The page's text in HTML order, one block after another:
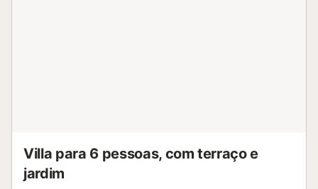
Villa para 6 pessoas, com terraço e
jardim